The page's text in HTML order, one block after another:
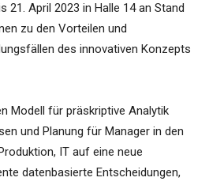
21. April 2023 in Halle 14 an Stand
zu den Vorteilen und
des innovativen Konzepts
Modell für präskriptive Analytik
und Planung für Manager in den
IT auf eine neue
datenbasierte Entscheidungen,